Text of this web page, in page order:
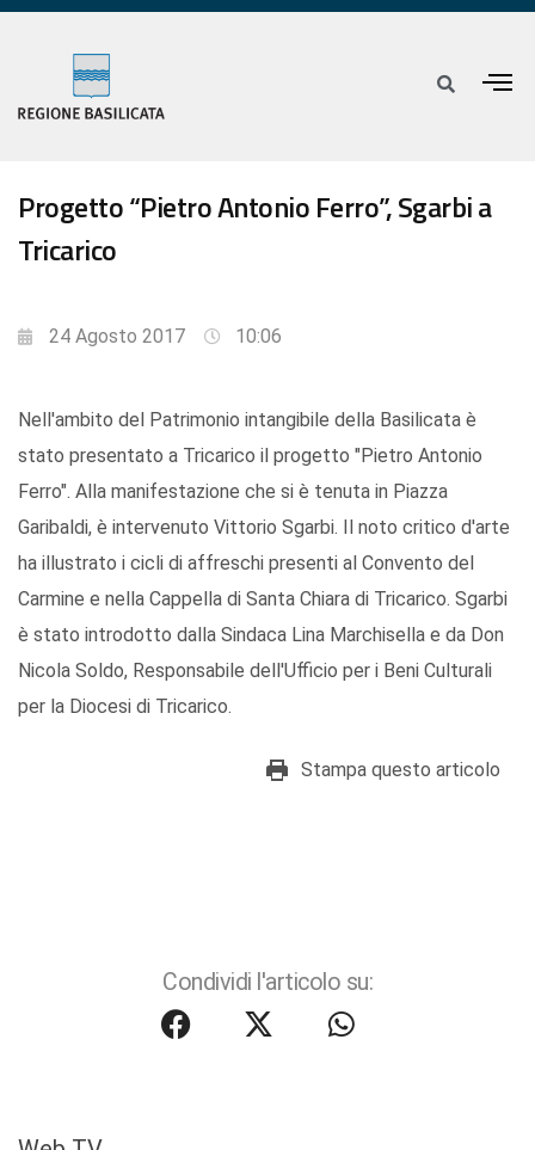
Progetto “Pietro Antonio Ferro”, Sgarbi a
Tricarico
24 Agosto 2017 10:06
Nell'ambito del Patrimonio intangibile della Basilicata è
stato presentato a Tricarico il progetto "Pietro Antonio
Ferro". Alla manifestazione che si è tenuta in Piazza
Garibaldi, è intervenuto Vittorio Sgarbi. Il noto critico d'arte
ha illustrato i cicli di affreschi presenti al Convento del
Carmine e nella Cappella di Santa Chiara di Tricarico. Sgarbi
è stato introdotto dalla Sindaca Lina Marchisella e da Don
Nicola Soldo, Responsabile dell'Ufficio per i Beni Culturali
per la Diocesi di Tricarico.
Stampa questo articolo
Condividi l'articolo su: